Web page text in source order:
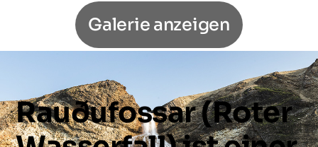
Galerie anzeigen
Rauðufossar(Roter